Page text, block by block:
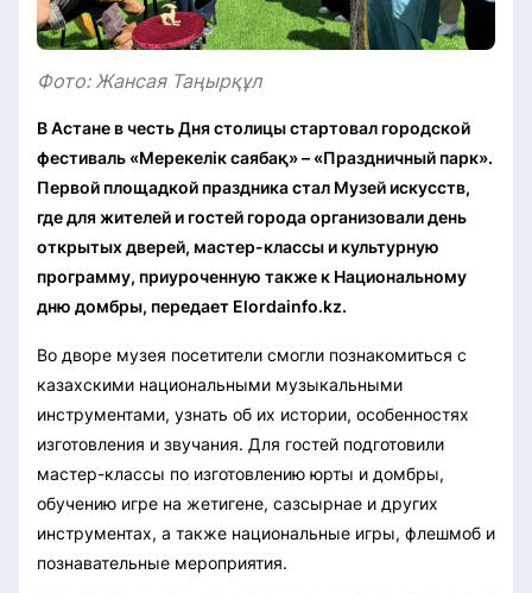
Фото: Жансая Таңырқұл
В Астане в честь Дня столицы стартовал городской
фестиваль «Мерекелік саябақ» – «Праздничный парк».
Первой площадкой праздника стал Музей искусств,
где для жителей и гостей города организовали день
открытых дверей, мастер-классы и культурную
программу, приуроченную также к Национальному
дню домбры, передает Elordainfo.kz.
Во дворе музея посетители смогли познакомиться с
казахскими национальными музыкальными
инструментами, узнать об их истории, особенностях
изготовления и звучания. Для гостей подготовили
мастер-классы по изготовлению юрты и домбры,
обучению игре на жетигене, сазсырнае и других
инструментах, а также национальные игры, флешмоб и
познавательные мероприятия.